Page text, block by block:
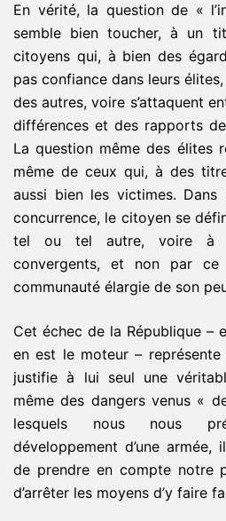
En vérité, la question de «
semble bien toucher, à un
citoyens qui, à bien des
pas confiance dans leurs
des autres, voire s’attaquent
différences et des rapports
La question même des élites
même de ceux qui, à des
aussi bien les victimes.
concurrence, le citoyen se
tel ou tel autre, voire à
convergents, et non par ce
communauté élargie de son
Cet échec de la République –
en est le moteur –
justifie à lui seul une
même des dangers venus «
lesquels nous nous
développement d’une armée,
de prendre en compte notre
d’arrêter les moyens d’y faire